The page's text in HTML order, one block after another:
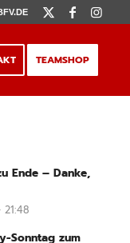
TEAMSHOP
Ende – Danke,
Sonntag zum